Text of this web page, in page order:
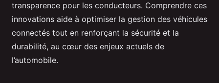
transparence pour les conducteurs. Comprendre ces
innovations aide à optimiser la gestion des véhicules
connectés tout en renforçant la sécurité et la
durabilité, au cœur des enjeux actuels de
l’automobile.